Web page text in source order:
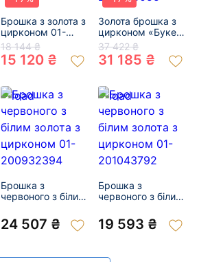
Брошка з золота з
цирконом 01-
200742294
18 144 ₴
15 120 ₴
Золота брошка з
цирконом «Букет»
01-200366055
37 422 ₴
31 185 ₴
Брошка з
червоного з білим
01-200932394
24 507 ₴
Брошка з
червоного з білим
01-201043792
19 593 ₴